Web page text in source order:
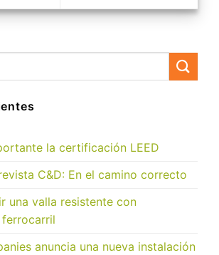
la certificación LEED
C&D: En el camino correcto
una valla resistente con
anuncia una nueva instalación